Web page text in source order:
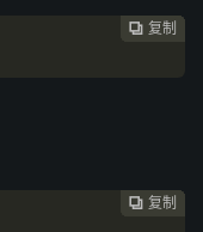
 复制
 复制
 复制
 复制
 复制
 复制
 复制
 复制
 复制
 复制
 复制
 复制
 复制
 复制
 复制
 复制
 复制
 复制
 复制
 复制
 复制